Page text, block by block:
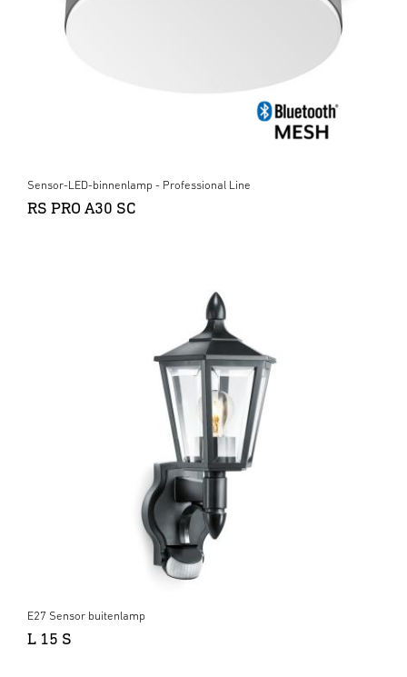
Sensor-LED-binnenlamp - Professional Line
RS PRO A30 SC
E27 Sensor buitenlamp
L 15 S